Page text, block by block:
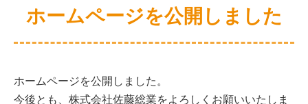
ホームページを公開しました
ホームページを公開しました。
今後とも、株式会社佐藤総業をよろしくお願いいたしま